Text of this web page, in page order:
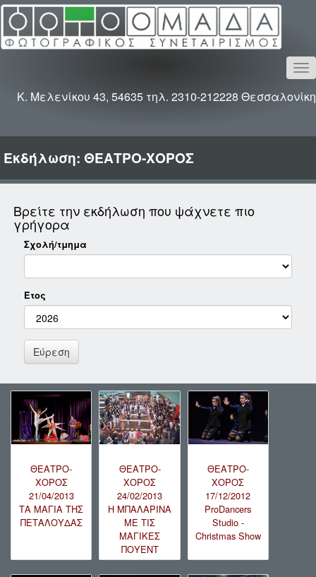
Κ. Μελενίκου 43, 54635 τηλ. 2310-212228 Θεσσαλονίκη
Εκδήλωση: ΘΕΑΤΡΟ-ΧΟΡΟΣ
Βρείτε την εκδήλωση που ψάχνετε πιο
γρήγορα
Σχολή/τμημα
Έτος
ΘΕΑΤΡΟ-
ΧΟΡΟΣ
21/04/2013
ΤΑ ΜΑΓΙΑ ΤΗΣ
ΠΕΤΑΛΟΥΔΑΣ
ΘΕΑΤΡΟ-
ΧΟΡΟΣ
24/02/2013
Η ΜΠΑΛΑΡΙΝΑ
ΜΕ ΤΙΣ
ΜΑΓΙΚΕΣ
ΠΟΥΕΝΤ
ΘΕΑΤΡΟ-
ΧΟΡΟΣ
17/12/2012
ProDancers
Studio -
Christmas Show